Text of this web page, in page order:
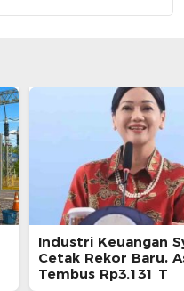
Industri Keuangan
Cetak Rekor Baru,
Tembus Rp3.131 T